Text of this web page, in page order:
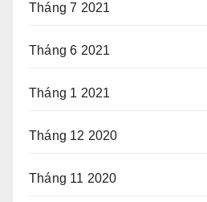
Tháng 7 2021
Tháng 6 2021
Tháng 1 2021
Tháng 12 2020
Tháng 11 2020